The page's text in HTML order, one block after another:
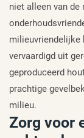
niet alleen van
milieuvriendelijke
vervaardigd uit
geproduceerd
prachtige
milieu.
Zorg voor